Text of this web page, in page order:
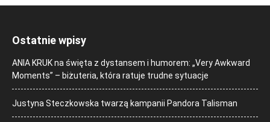
Ostatnie wpisy
ANIA KRUK na święta z dystansem i humorem: „Very Awkward
Moments” – biżuteria, która ratuje trudne sytuacje
Justyna Steczkowska twarzą kampanii Pandora Talisman